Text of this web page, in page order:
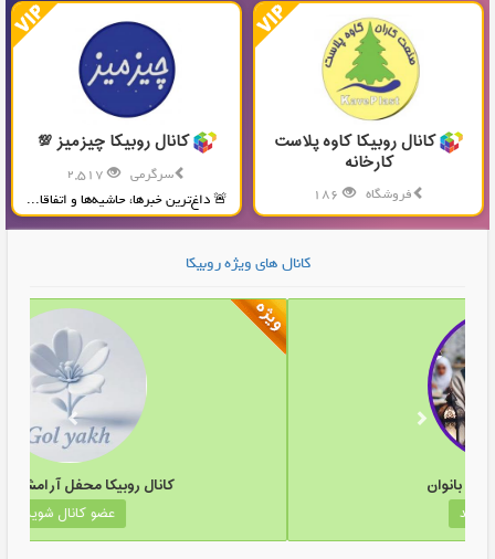
کانال روبیکا کاوه پلاست
کارخانه
فروشگاه
تولید و پخش محصولات پلاستیکی...
کانال روبیکا چیزمیز 💯
سرگرمی
🚨 داغ‌ترین خبرها، حاشیه‌ها و اتفاقا...
کانال های ویژه روبیکا
کانال کانال روبیکا تبلیغات بانوان